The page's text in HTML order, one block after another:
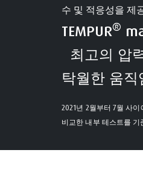
수 및 적응성을 제
TEMPUR®
최고의 압
탁월한 움직
2021년 2월부터 7월 사이
비교한 내부 테스트를 기